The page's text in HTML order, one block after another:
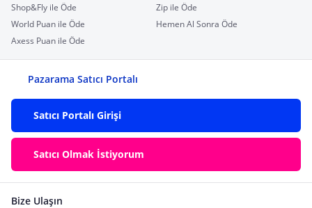
Shop&Fly ile Öde
Zip ile Öde
World Puan ile Öde
Hemen Al Sonra Öde
Axess Puan ile Öde
Pazarama Satıcı Portalı
Satıcı Portalı Girişi
Satıcı Olmak İstiyorum
Bize Ulaşın